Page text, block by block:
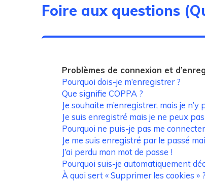
Foire aux questions
Problèmes de connexion et
Pourquoi dois-je m’enregistrer ?
Que signifie COPPA ?
Je souhaite m’enregistrer, mais je n’y
Je suis enregistré mais je ne peux
Pourquoi ne puis-je pas me
Je me suis enregistré par le passé
J’ai perdu mon mot de passe !
Pourquoi suis-je automatiquement
À quoi sert « Supprimer les cookies » ?